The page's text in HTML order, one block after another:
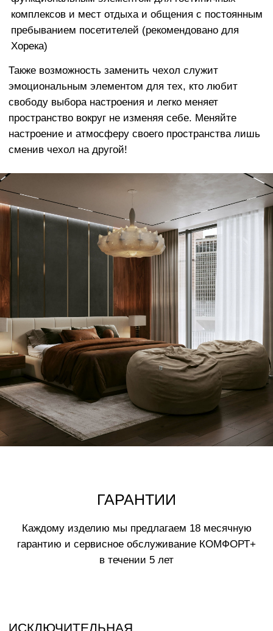
Что касается ткани, взамен тактильно
Оксфорда мы предлагаем широкий выбор
Европейского производства.
Наши материалы разработаны с учетом
реальной жизни - чехлы очень легко
менять, стирать в машине, они
отличаются долговечным качеством и
исключительной мягкостью
Отправить
ОСТАЛИСЬ ВОПРОСЫ?
Оставьте заявку и мы свяжемся с вами
в ближайшее время
Нажимая на кнопку вы соглашаетесьс
политикой обработки данных
ВАМ МОЖЕТ ПОНРАВИТЬСЯ